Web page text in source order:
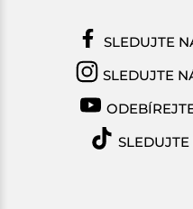
SLEDUJTE
SLEDUJTE